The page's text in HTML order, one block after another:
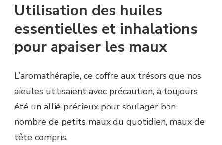
Utilisation des huiles
essentielles et inhalations
pour apaiser les maux
L’aromathérapie, ce coffre aux trésors que nos
aïeules utilisaient avec précaution, a toujours
été un allié précieux pour soulager bon
nombre de petits maux du quotidien, maux de
tête compris.